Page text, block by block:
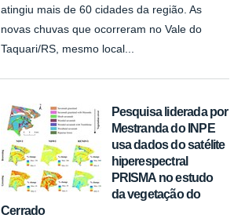
atingiu mais de 60 cidades da região. As
novas chuvas que ocorreram no Vale do
Taquari/RS, mesmo local...
Pesquisa liderada por
Mestranda do INPE
usa dados do satélite
hiperespectral
PRISMA no estudo
da vegetação do
Cerrado